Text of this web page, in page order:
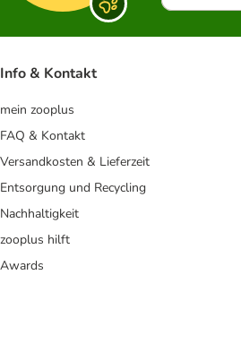
Info & Kontakt
mein zooplus
FAQ & Kontakt
Versandkosten & Lieferzeit
Entsorgung und Recycling
Nachhaltigkeit
zooplus hilft
Awards